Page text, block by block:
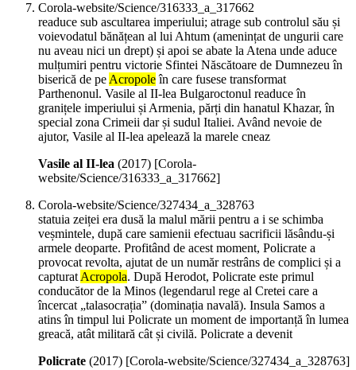
Corola-website/Science/316333_a_317662
readuce sub ascultarea imperiului; atrage sub controlul său și
voievodatul bănățean al lui Ahtum (amenințat de ungurii care
nu aveau nici un drept) și apoi se abate la Atena unde aduce
mulțumiri pentru victorie Sfintei Născătoare de Dumnezeu în
biserică de peAcropoleîn care fusese transformat
Parthenonul. Vasile al II-lea Bulgaroctonul readuce în
granițele imperiului și Armenia, părți din hanatul Khazar, în
special zona Crimeii dar și sudul Italiei. Având nevoie de
ajutor, Vasile al II-lea apelează la marele cneaz
Vasile al II-lea (2017) [Corola-
website/Science/316333_a_317662]
Corola-website/Science/327434_a_328763
statuia zeiței era dusă la malul mării pentru a i se schimba
veșmintele, după care samienii efectuau sacrificii lăsându-și
armele deoparte. Profitând de acest moment, Policrate a
provocat revolta, ajutat de un număr restrâns de complici și a
capturatAcropola. După Herodot, Policrate este primul
conducător de la Minos (legendarul rege al Cretei care a
încercat „talasocrația” (dominația navală). Insula Samos a
atins în timpul lui Policrate un moment de importanță în lumea
greacă, atât militară cât și civilă. Policrate a devenit
Policrate (2017) [Corola-website/Science/327434_a_328763]